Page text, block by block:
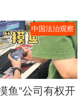
中国法治观察
摸鱼”公司有权开